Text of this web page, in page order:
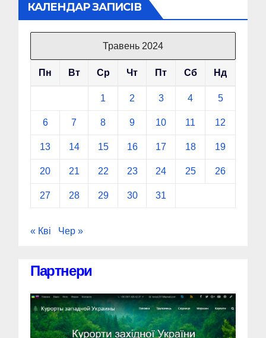
КАЛЕНДАР ЗАПИСІВ
Травень 2024
Пн Вт Ср Чт Пт Сб Нд
1 2 3 4 5
6 7 8 9 10 11 12
13 14 15 16 17 18 19
20 21 22 23 24 25 26
27 28 29 30 31
« Кві Чер »
Партнери